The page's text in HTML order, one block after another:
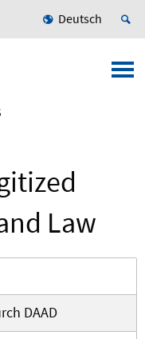
Deutsch
Law
DAAD